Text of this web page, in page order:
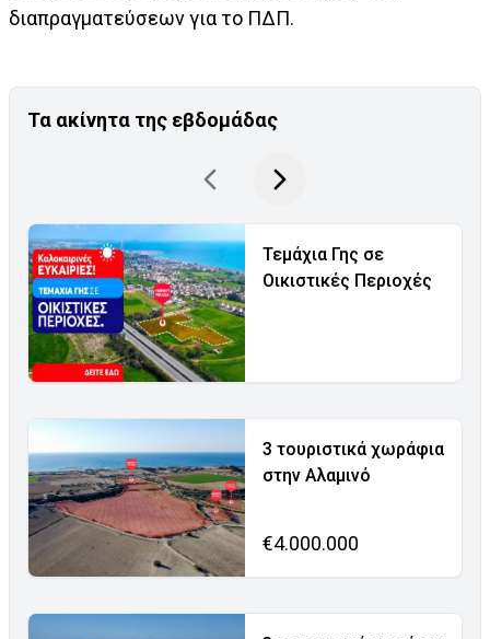
διαπραγματεύσεων για το ΠΔΠ.
Τα ακίνητα της εβδομάδας
Τεμάχια Γης σε
Οικιστικές Περιοχές
3 τουριστικά χωράφια
στην Αλαμινό
€4.000.000